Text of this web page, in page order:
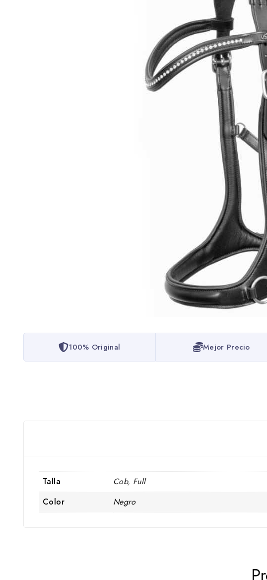
100% Original Mejor Precio
Talla Cob, Full
Color
Negro